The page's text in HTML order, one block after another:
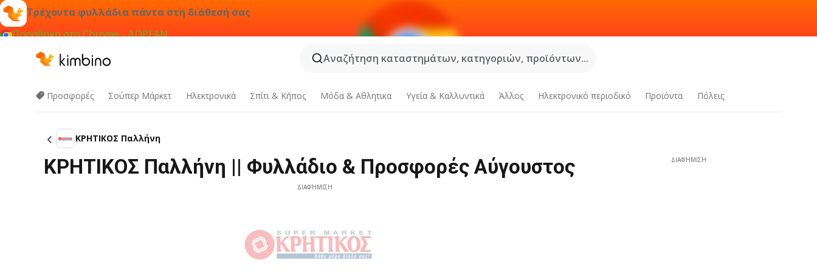
Τρέχοντα φυλλάδια πάντα στη διάθεσή σας
Προσθήκη στο Chrome - ΔΩΡΕΑΝ
Αναζήτηση καταστημάτων, κατηγοριών, προϊόντων...
Προσφορές Σούπερ Μάρκετ Hλεκτρονικά Σπίτι & Κήπος Μόδα & Aθλητικα Υγεία & Καλλυντικά Άλλος Ηλεκτρονικό περιοδικό Προϊόντα Πόλεις
ΚΡΗΤΙΚΟΣ Παλλήνη
ΚΡΗΤΙΚΟΣ Παλλήνη || Φυλλάδιο & Προσφορές Αύγουστος
ΔΙΑΦΉΜΙΣΗ
ΔΙΑΦΉΜΙΣΗ